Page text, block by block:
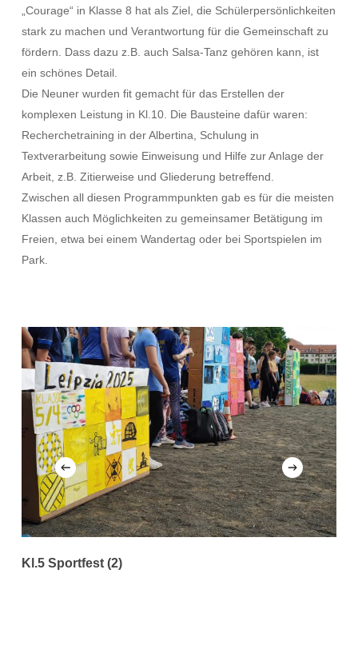
„Courage“ in Klasse 8 hat als Ziel, die Schülerpersönlichkeiten
stark zu machen und Verantwortung für die Gemeinschaft zu
fördern. Dass dazu z.B. auch Salsa-Tanz gehören kann, ist
ein schönes Detail.
Die Neuner wurden fit gemacht für das Erstellen der
komplexen Leistung in Kl.10. Die Bausteine dafür waren:
Recherchetraining in der Albertina, Schulung in
Textverarbeitung sowie Einweisung und Hilfe zur Anlage der
Arbeit, z.B. Zitierweise und Gliederung betreffend.
Zwischen all diesen Programmpunkten gab es für die meisten
Klassen auch Möglichkeiten zu gemeinsamer Betätigung im
Freien, etwa bei einem Wandertag oder bei Sportspielen im
Park.
Kl.5 Sportfest (2)